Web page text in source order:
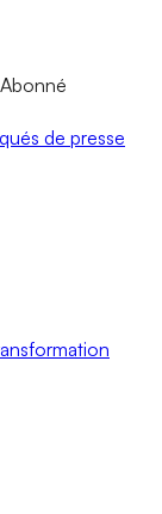
Abonné
de presse